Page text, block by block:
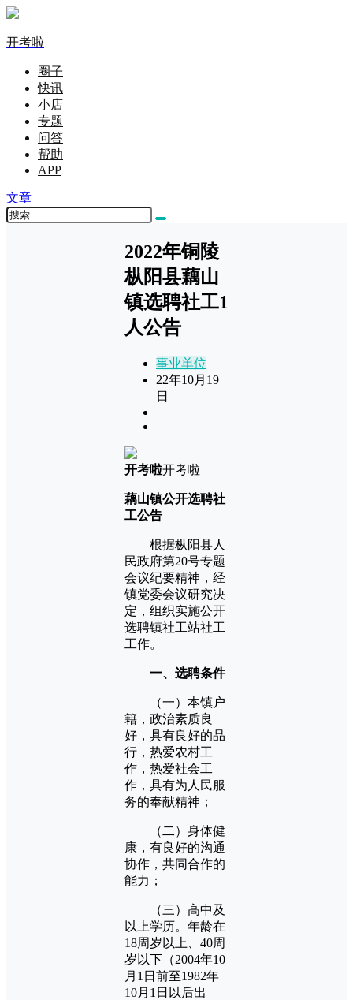
开考啦
圈子
快讯
小店
专题
问答
帮助
APP
文章
2022年铜陵
枞阳县藕山
镇选聘社工1
人公告
事业单位
22年10月19
日
开考啦开考啦
藕山镇公开选聘社
工公告
根据枞阳县人
民政府第20号专题
会议纪要精神，经
镇党委会议研究决
定，组织实施公开
选聘镇社工站社工
工作。
一、选聘条件
（一）本镇户
籍，政治素质良
好，具有良好的品
行，热爱农村工
作，热爱社会工
作，具有为人民服
务的奉献精神；
（二）身体健
康，有良好的沟通
协作，共同合作的
能力；
（三）高中及
以上学历。年龄在
18周岁以上、40周
岁以下（2004年10
月1日前至1982年
10月1日以后出